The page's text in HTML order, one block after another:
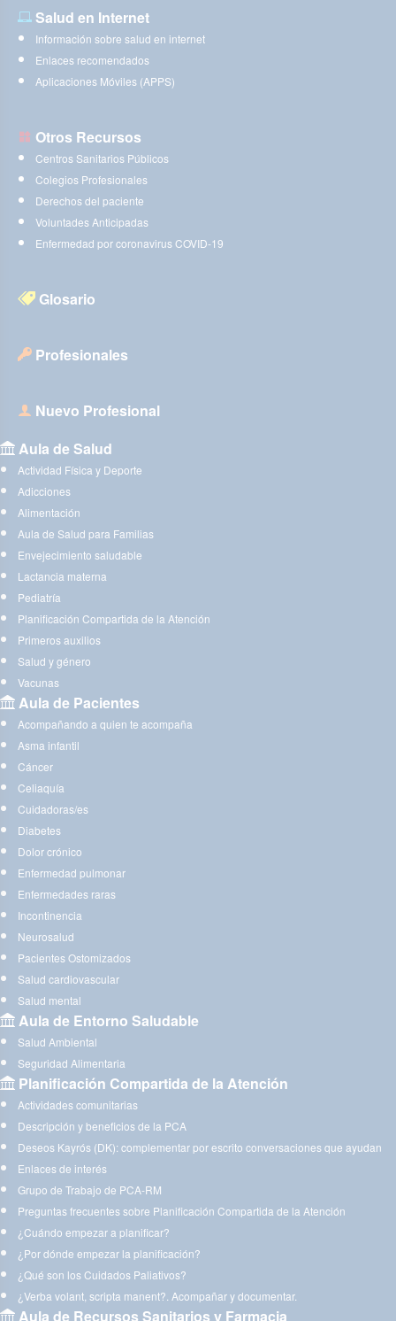
Salud en Internet
Información sobre salud en internet
Enlaces recomendados
Aplicaciones Móviles (APPS)
Otros Recursos
Centros Sanitarios Públicos
Colegios Profesionales
Derechos del paciente
Voluntades Anticipadas
Enfermedad por coronavirus COVID-19
Glosario
Profesionales
Nuevo Profesional
Aula de Salud
Actividad Física y Deporte
Adicciones
Alimentación
Aula de Salud para Familias
Envejecimiento saludable
Lactancia materna
Pediatría
Planificación Compartida de la Atención
Primeros auxilios
Salud y género
Vacunas
Aula de Pacientes
Acompañando a quien te acompaña
Asma infantil
Cáncer
Celiaquía
Cuidadoras/es
Diabetes
Dolor crónico
Enfermedad pulmonar
Enfermedades raras
Incontinencia
Neurosalud
Pacientes Ostomizados
Salud cardiovascular
Salud mental
Aula de Entorno Saludable
Salud Ambiental
Seguridad Alimentaria
Planificación Compartida de la Atención
Actividades comunitarias
Descripción y beneficios de la PCA
Deseos Kayrós (DK): complementar por escrito conversaciones que ayudan
Enlaces de interés
Grupo de Trabajo de PCA-RM
Preguntas frecuentes sobre Planificación Compartida de la Atención
¿Cuándo empezar a planificar?
¿Por dónde empezar la planificación?
¿Qué son los Cuidados Paliativos?
¿Verba volant, scripta manent?. Acompañar y documentar.
Aula de Recursos Sanitarios y Farmacia